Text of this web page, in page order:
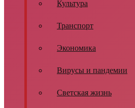
Культура
Транспорт
Экономика
Вирусы и пандемии
Светская жизнь